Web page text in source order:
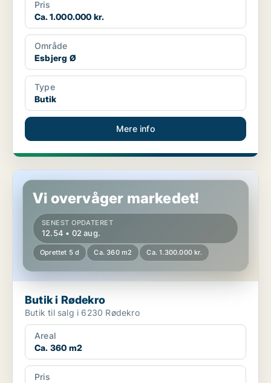
Pris
Ca. 1.000.000 kr.
Område
Esbjerg Ø
Type
Butik
Mere info
Butik i Rødekro
Vi overvåger markedet!
SENEST OPDATERET
12.54 • 02 aug.
Oprettet 5 d Ca. 360 m2 Ca. 1.300.000 kr.
Butik i Rødekro
Butik til salg i 6230 Rødekro
Areal
Ca. 360 m2
Pris